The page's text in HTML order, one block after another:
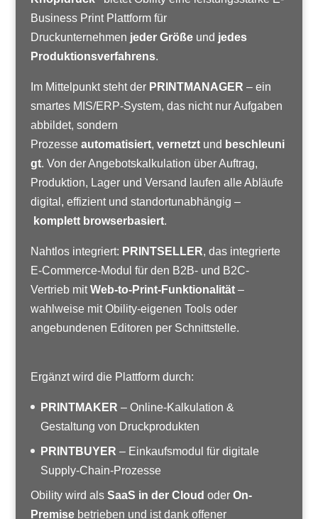
Business Print Plattform für
Druckunternehmen jeder Größe und jedes
Produktionsverfahrens.
Im Mittelpunkt steht der PRINTMANAGER – ein
smartes MIS/ERP-System, das nicht nur Aufgaben
abbildet, sondern
Prozesse automatisiert, vernetztund beschleuni
gt. Von der Angebotskalkulation über Auftrag,
Produktion, Lager und Versand laufen alle Abläufe
digital, effizient und standortunabhängig –
komplett browserbasiert.
Nahtlos integriert: PRINTSELLER, das integrierte
E-Commerce-Modul für den B2B- und B2C-
Vertrieb mitWeb-to-Print-Funktionalität–
wahlweise mit Obility-eigenen Tools oder
angebundenen Editoren per Schnittstelle.
Ergänzt wird die Plattform durch:
PRINTMAKER – Online-Kalkulation &
Gestaltung von Druckprodukten
PRINTBUYER – Einkaufsmodul für digitale
Supply-Chain-Prozesse
Obility wird als SaaS in der Cloud oder On-
Premisebetrieben und ist dank offener